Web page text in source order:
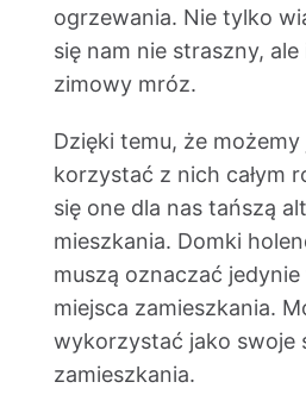
ogrzewania. Nie tylko
się nam nie straszny, ale
zimowy mróz.
Dzięki temu, że możemy
korzystać z nich całym
się one dla nas tańszą
mieszkania. Domki
muszą oznaczać
miejsca zamieszkania.
wykorzystać jako swoje
zamieszkania.